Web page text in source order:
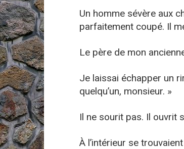
Un homme sévère aux
parfaitement coupé. Il
Le père de mon
Je laissai échapper un
quelqu’un, monsieur. »
Il ne sourit pas. Il ouvrit
À l’intérieur se